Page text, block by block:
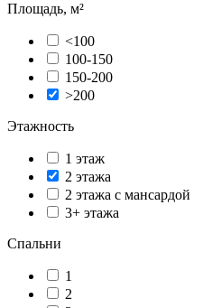
Площадь, м²
<100
100-150
150-200
>200
Этажность
1 этаж
2 этажа
2 этажа с мансардой
3+ этажа
Спальни
1
2